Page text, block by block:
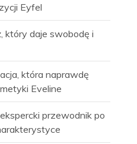
Eyfel
który daje swobodę i
która naprawdę
Eveline
przewodnik po